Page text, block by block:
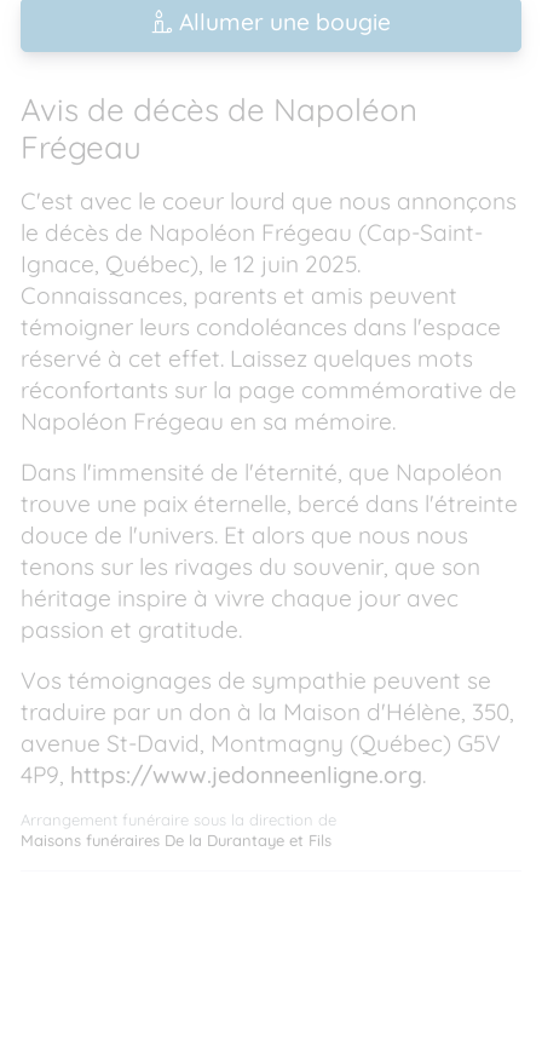
Allumer une bougie
Avis de décès de Napoléon
Frégeau
C'est avec le coeur lourd que nous annonçons
le décès de Napoléon Frégeau (Cap-Saint-
Ignace, Québec), le 12 juin 2025.
Connaissances, parents et amis peuvent
témoigner leurs condoléances dans l'espace
réservé à cet effet. Laissez quelques mots
réconfortants sur la page commémorative de
Napoléon Frégeau en sa mémoire.
Dans l'immensité de l'éternité, que Napoléon
trouve une paix éternelle, bercé dans l'étreinte
douce de l'univers. Et alors que nous nous
tenons sur les rivages du souvenir, que son
héritage inspire à vivre chaque jour avec
passion et gratitude.
Vos témoignages de sympathie peuvent se
traduire par un don à la Maison d'Hélène, 350,
avenue St-David, Montmagny (Québec) G5V
4P9, https://www.jedonneenligne.org.
Arrangement funéraire sous la direction de
Maisons funéraires De la Durantaye et Fils